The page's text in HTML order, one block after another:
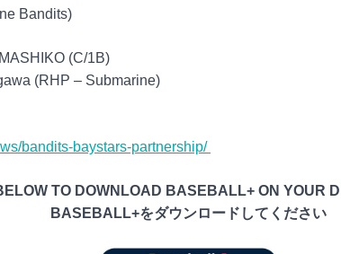
Bandits)
(C/1B)
(RHP – Submarine)
bandits-baystars-partnership/
TO DOWNLOAD BASEBALL+ ON YOUR
BASEBALL+をダウンロードしてください